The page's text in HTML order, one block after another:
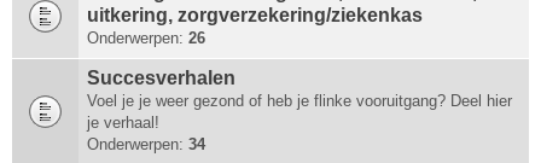
uitkering, zorgverzekering/ziekenkas
Onderwerpen: 26
Succesverhalen
Voel je je weer gezond of heb je flinke vooruitgang? Deel hier
je verhaal!
Onderwerpen: 34